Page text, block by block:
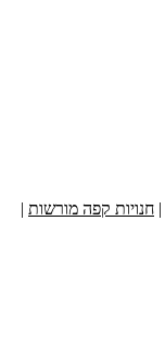
| חנויות קפה מורשות |